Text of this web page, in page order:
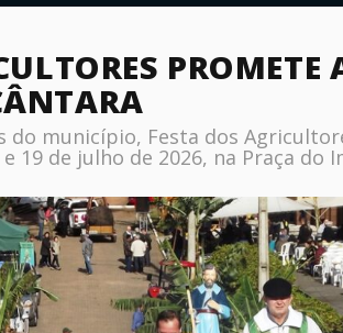
PROMETE
do município, Festa dos
19 de julho de 2026, na Praça do